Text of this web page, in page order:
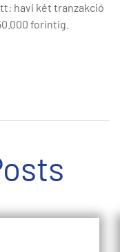
havi két tranzakció
forintig.